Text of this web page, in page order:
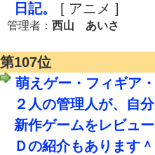
日記。
[ アニメ ]
管理者： 西山 あいさ
第107位
萌えゲー・フィギア
２人の管理人が、自
新作ゲームをレビュ
Ｄの紹介もあります＾